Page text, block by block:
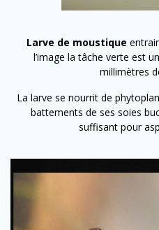
Larve de moustique
l’image la tâche verte est
millimètres
La larve se nourrit de
battements de ses soies
suffisant pour